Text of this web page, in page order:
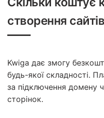
створення
Kwiga дає змогу
будь-якої складності.
за підключення домену
сторінок.